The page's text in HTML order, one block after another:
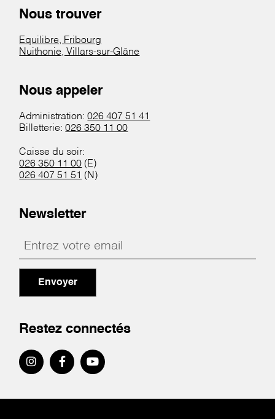
Nous trouver
Equilibre, Fribourg
Nuithonie, Villars-sur-Glâne
Nous appeler
Administration:026 407 51 41
Billetterie:026 350 11 00
Caisse du soir:
026 350 11 00 (E)
026 407 51 51 (N)
Newsletter
Envoyer
Restez connectés